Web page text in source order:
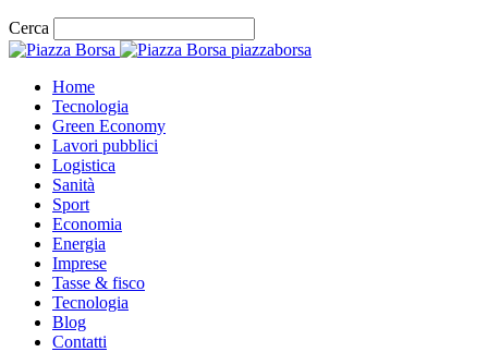
Cerca
piazzaborsa
Home
Tecnologia
Green Economy
Lavori pubblici
Logistica
Sanità
Sport
Economia
Energia
Imprese
Tasse & fisco
Tecnologia
Blog
Contatti